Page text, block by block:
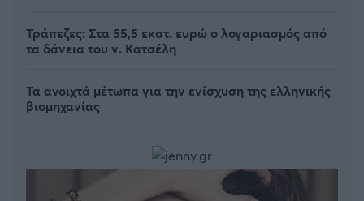
Τράπεζες: Στα 55,5 εκατ. ευρώ ο λογαριασμός από
τα δάνεια του ν. Κατσέλη
Τα ανοιχτά μέτωπα για την ενίσχυση της ελληνικής
βιομηχανίας